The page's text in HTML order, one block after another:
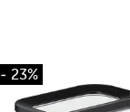
- 23%